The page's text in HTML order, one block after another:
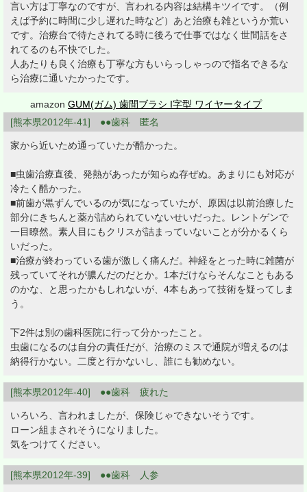
言い方は丁寧なのですが、言われる内容は結構キツイです。（例
えば予約に時間に少し遅れた時など）あと治療も雑というか荒い
です。治療台で待たされてる時に後ろで仕事ではなく世間話をさ
れてるのも不快でした。
人あたりも良く治療も丁寧な方もいらっしゃっので指名できるな
ら治療に通いたかったです。
amazonGUM(ガム) 歯間ブラシ I字型 ワイヤータイプ
[熊本県2012年-41] ●●歯科 匿名
家から近いため通っていたが酷かった。
■虫歯治療直後、発熱があったが知らぬ存ぜぬ。あまりにも対応が
冷たく酷かった。
■前歯が黒ずんでいるのが気になっていたが、原因は以前治療した
部分にきちんと薬が詰められていないせいだった。レントゲンで
一目瞭然。素人目にもクリスが詰まっていないことが分かるくら
いだった。
■治療が終わっている歯が激しく痛んだ。神経をとった時に雑菌が
残っていてそれが膿んだのだとか。1本だけならそんなこともある
のかな、と思ったかもしれないが、4本もあって技術を疑ってしま
う。
下2件は別の歯科医院に行って分かったこと。
虫歯になるのは自分の責任だが、治療のミスで通院が増えるのは
納得行かない。二度と行かないし、誰にも勧めない。
[熊本県2012年-40] ●●歯科 疲れた
いろいろ、言われましたが、保険じゃできないそうです。
ローン組まされそうになりました。
気をつけてください。
[熊本県2012年-39] ●●歯科 人参